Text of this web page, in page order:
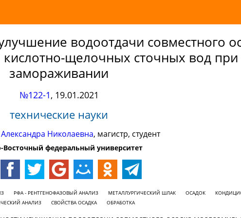
водоотдачи совместного
щелочных сточных вод при
замораживании
№122-1, 19.01.2021
технические науки
Николаевна, магистр, студент
Восточный федеральный университет
РФА - РЕНТГЕНОФАЗОВЫЙ АНАЛИЗ МЕТАЛЛУРГИЧЕСКИЙ ШЛАК ОСАДОК
АНАЛИЗ
СВОЙСТВА ОСАДКА ОБРАБОТКА